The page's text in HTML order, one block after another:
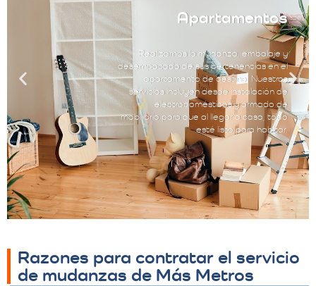
Apartamentos
Realizamos la mudanza, embalaje y
desempacado de sus pertenencias en el
apartamento de destino. Nuestros
servicios incluyen desde instalación de
electrodomésticos y armado de
mobiliario para que al llegar a casa, todo
esté listo para habitar.
Razones para contratar el servicio
de mudanzas de Más Metros